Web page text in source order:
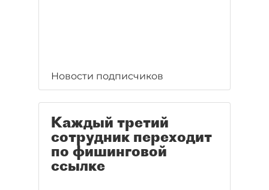
Новости подписчиков
Каждый третий
сотрудник переходит
по фишинговой
ссылке